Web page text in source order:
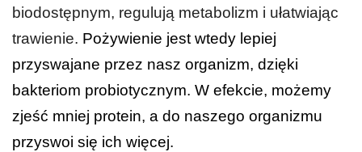
biodostępnym, regulują metabolizm i ułatwiając
trawienie. Pożywienie jest wtedy lepiej
przyswajane przez nasz organizm, dzięki
bakteriom probiotycznym. W efekcie, możemy
zjeść mniej protein, a do naszego organizmu
przyswoi się ich więcej.